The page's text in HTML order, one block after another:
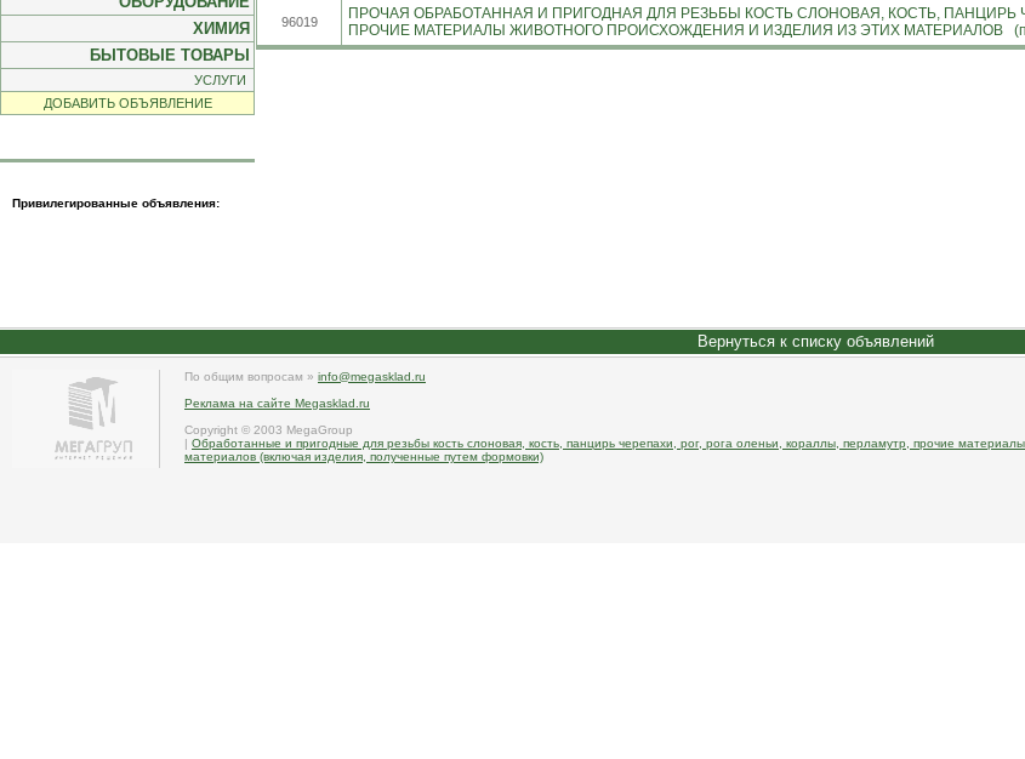
ХИМИЯ
БЫТОВЫЕ ТОВАРЫ
УСЛУГИ
ДОБАВИТЬ ОБЪЯВЛЕНИЕ
Привилегированные объявления:
96019
ПРОЧАЯ ОБРАБОТАННАЯ И ПРИГОДНАЯ ДЛЯ РЕЗЬБЫ КОСТЬ СЛОНОВАЯ, КОСТЬ, ПАНЦИРЬ
ПРОЧИЕ МАТЕРИАЛЫ ЖИВОТНОГО ПРОИСХОЖДЕНИЯ И ИЗДЕЛИЯ ИЗ ЭТИХ МАТЕРИАЛОВ
Вернуться к списку объявлений
По общим вопросам » info@megasklad.ru
Реклама на сайте Megasklad.ru
Copyright © 2003 MegaGroup
| Обработанные и пригодные для резьбы кость слоновая, кость, панцирь черепахи, рог, рога оленьи, кораллы, перламутр, прочие
материалов (включая изделия, полученные путем формовки)